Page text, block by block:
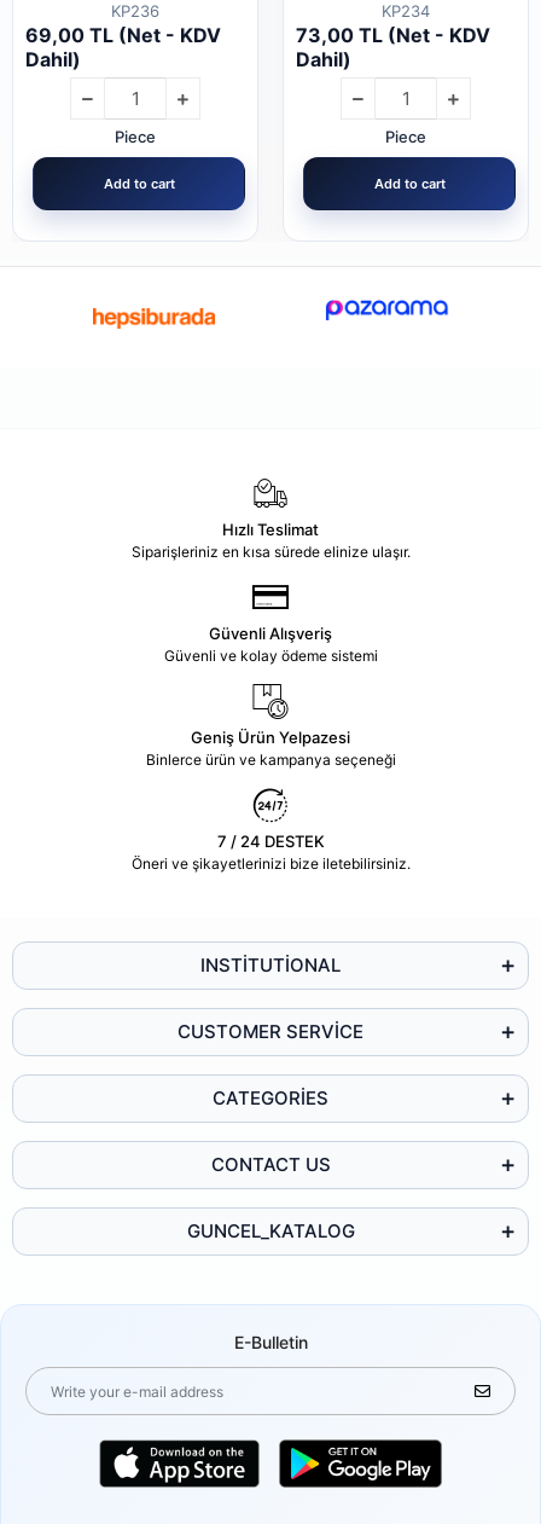
KP236
69,00 TL (Net - KDV
Dahil)
Piece
Add to cart
KP234
73,00 TL (Net - KDV
Dahil)
Piece
Add to cart
Hızlı Teslimat
Siparişleriniz en kısa sürede elinize ulaşır.
Güvenli Alışveriş
Güvenli ve kolay ödeme sistemi
Geniş Ürün Yelpazesi
Binlerce ürün ve kampanya seçeneği
7 / 24 DESTEK
Öneri ve şikayetlerinizi bize iletebilirsiniz.
INSTİTUTİONAL
CUSTOMER SERVİCE
CATEGORİES
CONTACT US
GUNCEL_KATALOG
E-Bulletin